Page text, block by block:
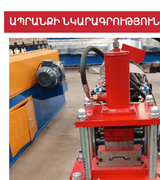
ԱՊՐԱՆՔԻ ՆԿԱՐԱԳՐՈՒԹՅՈՒՆ